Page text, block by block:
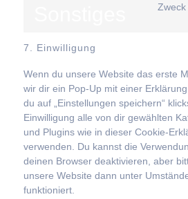
7. Einwilligung
Wenn du unsere Website das erste
wir dir ein Pop-Up mit einer
du auf „Einstellungen speichern“
Einwilligung alle von dir gewählten
und Plugins wie in dieser Cookie-
verwenden. Du kannst die
deinen Browser deaktivieren, aber
unsere Website dann unter
funktioniert.